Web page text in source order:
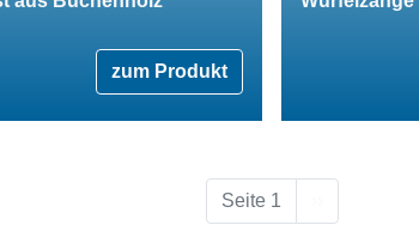
zum Produkt
Seite 1